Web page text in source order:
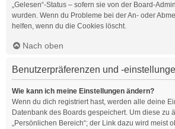
„Gelesen“-Status – sofern sie von der Board-
wurden. Wenn du Probleme bei der An- oder
helfen, wenn du die Cookies löscht.
Nach oben
Benutzerpräferenzen und -
Wie kann ich meine Einstellungen ändern?
Wenn du dich registriert hast, werden alle deine
Datenbank des Boards gespeichert. Um diese zu
„Persönlichen Bereich“; der Link dazu wird meist